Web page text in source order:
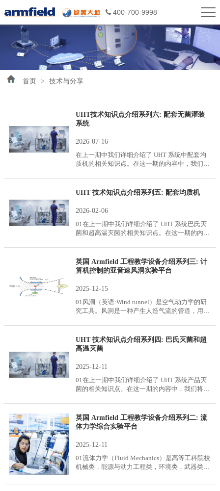
400-700-9998
首页 > 技术与分享
UHT技术知识点介绍系列六: 配套无菌灌装
系统
2026-07-16
在上一期中我们详细介绍了 UHT 系统中配套均
质机的相关知识点。在这一期的内容中，我们将
品的制备。
UHT 技术知识点介绍系列五: 配套均质机
2026-02-06
01在上一期中我们详细介绍了 UHT 系统巴氏灭
菌和超高温灭菌的相关知识点。在这一期的内容
机。02均质机2.1 均质机的定义均质机是一种实
验室或工业设备，用于分解和均匀分布液体混合
液。均质化是许多领域的关键过程，包括食品和
处理组织、细胞、土壤、植物等物质，以及奶
油、乳液或牛奶等乳化产品。
英国 Armfield 工程教学设备介绍系列三: 计
算机控制的亚音速风洞实验平台
2025-12-15
01风洞（英语:Wind tunnel）是空气动力学的研
究工具。风洞是一种产生人造气流的管道，用于
弹、空对空导弹等）设计领域，也适用于建筑
物、高速列车、船舰的空气阻力、耐热与抗压试
UHT 技术知识点介绍系列四: 巴氏灭菌和超
高温灭菌
2025-12-11
01在上一期中我们详细介绍了 UHT 系统产品灭
菌的相关知识点。在这一期的内容中，我们将详
选择的疑问。02巴氏灭菌2.1 巴氏灭菌的定义巴
氏灭菌（Pasteurization），也称为巴氏杀菌法、
学家路易·巴斯德于 1864 年发明。原理是用低于
微生物，使食物在不变质的状况下延长保存时
间。
英国 Armfield 工程教学设备介绍系列二: 流
体力学综合实验平台
2025-12-11
01流体力学（Fluid Mechanics）是高等工科院校
机械类，能源与动力工程类，环境类，武器类，
学实验是其教学中必不可少的重要环节。流体力